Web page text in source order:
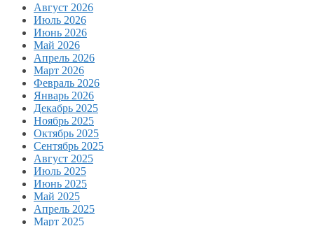
Август 2026
Июль 2026
Июнь 2026
Май 2026
Апрель 2026
Март 2026
Февраль 2026
Январь 2026
Декабрь 2025
Ноябрь 2025
Октябрь 2025
Сентябрь 2025
Август 2025
Июль 2025
Июнь 2025
Май 2025
Апрель 2025
Март 2025